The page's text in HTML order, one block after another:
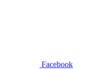
Facebook